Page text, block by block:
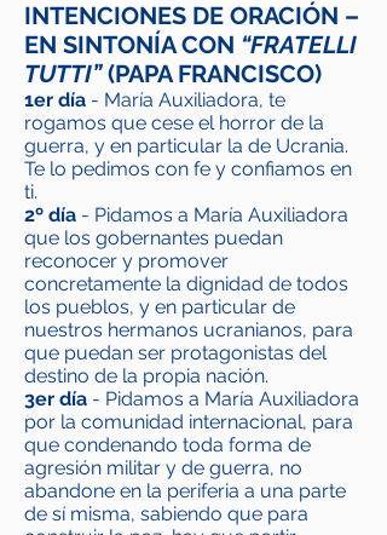
INTENCIONES DE ORACIÓN –
EN SINTONÍA CON “FRATELLI
TUTTI”(PAPA FRANCISCO)
1er día - María Auxiliadora, te
rogamos que cese el horror de la
guerra, y en particular la de Ucrania.
Te lo pedimos con fe y confiamos en
ti.
2º día - Pidamos a María Auxiliadora
que los gobernantes puedan
reconocer y promover
concretamente la dignidad de todos
los pueblos, y en particular de
nuestros hermanos ucranianos, para
que puedan ser protagonistas del
destino de la propia nación.
3er día - Pidamos a María Auxiliadora
por la comunidad internacional, para
que condenando toda forma de
agresión militar y de guerra, no
abandone en la periferia a una parte
de sí misma, sabiendo que para